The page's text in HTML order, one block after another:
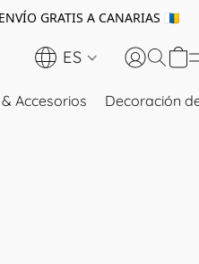
GRATIS A CANARIAS 🇮🇨
ES
Accesorios Decoración